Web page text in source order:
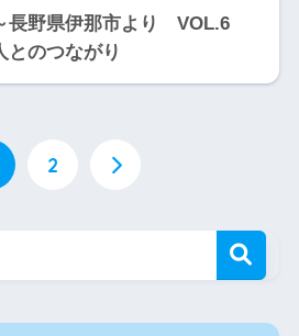
長野県伊那市より VOL.6
のつながり
2